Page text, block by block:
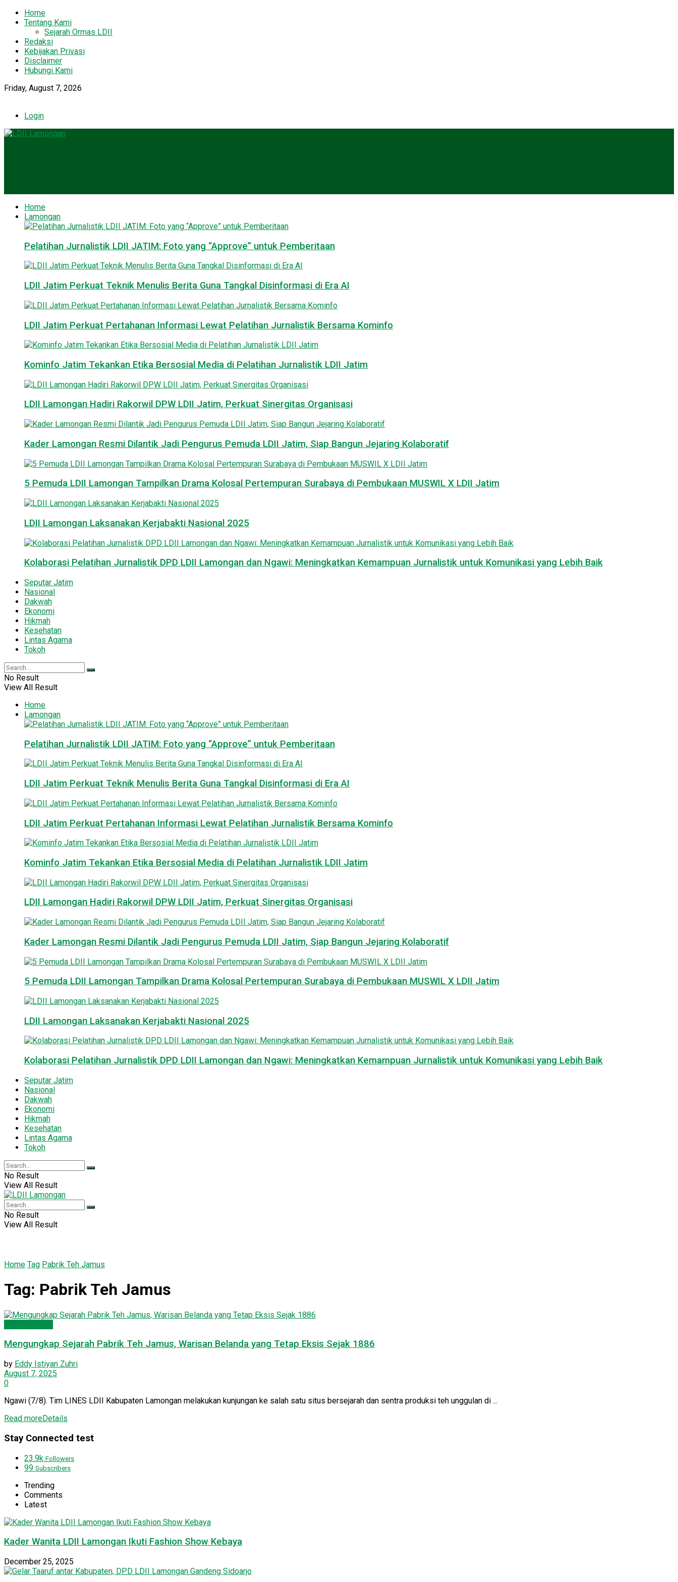
Home
Tentang Kami
Sejarah Ormas LDII
Redaksi
Kebijakan Privasi
Disclaimer
Hubungi Kami
Friday, August 7, 2026
Login
Home
Lamongan
Pelatihan Jurnalistik LDII JATIM: Foto yang “Approve” untuk Pemberitaan
LDII Jatim Perkuat Teknik Menulis Berita Guna Tangkal Disinformasi di Era AI
LDII Jatim Perkuat Pertahanan Informasi Lewat Pelatihan Jurnalistik Bersama Kominfo
Kominfo Jatim Tekankan Etika Bersosial Media di Pelatihan Jurnalistik LDII Jatim
LDII Lamongan Hadiri Rakorwil DPW LDII Jatim, Perkuat Sinergitas Organisasi
Kader Lamongan Resmi Dilantik Jadi Pengurus Pemuda LDII Jatim, Siap Bangun Jejaring Kolaboratif
5 Pemuda LDII Lamongan Tampilkan Drama Kolosal Pertempuran Surabaya di Pembukaan MUSWIL X LDII Jatim
LDII Lamongan Laksanakan Kerjabakti Nasional 2025
Kolaborasi Pelatihan Jurnalistik DPD LDII Lamongan dan Ngawi: Meningkatkan Kemampuan Jurnalistik untuk Komunikasi yang Lebih Baik
Seputar Jatim
Nasional
Dakwah
Ekonomi
Hikmah
Kesehatan
Lintas Agama
Tokoh
No Result
View All Result
Home
Lamongan
Pelatihan Jurnalistik LDII JATIM: Foto yang “Approve” untuk Pemberitaan
LDII Jatim Perkuat Teknik Menulis Berita Guna Tangkal Disinformasi di Era AI
LDII Jatim Perkuat Pertahanan Informasi Lewat Pelatihan Jurnalistik Bersama Kominfo
Kominfo Jatim Tekankan Etika Bersosial Media di Pelatihan Jurnalistik LDII Jatim
LDII Lamongan Hadiri Rakorwil DPW LDII Jatim, Perkuat Sinergitas Organisasi
Kader Lamongan Resmi Dilantik Jadi Pengurus Pemuda LDII Jatim, Siap Bangun Jejaring Kolaboratif
5 Pemuda LDII Lamongan Tampilkan Drama Kolosal Pertempuran Surabaya di Pembukaan MUSWIL X LDII Jatim
LDII Lamongan Laksanakan Kerjabakti Nasional 2025
Kolaborasi Pelatihan Jurnalistik DPD LDII Lamongan dan Ngawi: Meningkatkan Kemampuan Jurnalistik untuk Komunikasi yang Lebih Baik
Seputar Jatim
Nasional
Dakwah
Ekonomi
Hikmah
Kesehatan
Lintas Agama
Tokoh
No Result
View All Result
No Result
View All Result
Home Tag Pabrik Teh Jamus
Tag: Pabrik Teh Jamus
Mengungkap Sejarah Pabrik Teh Jamus, Warisan Belanda yang Tetap Eksis Sejak 1886
by Eddy Istiyan Zuhri
August 7, 2025
0
Ngawi (7/8). Tim LINES LDII Kabupaten Lamongan melakukan kunjungan ke salah satu situs bersejarah dan sentra produksi teh unggulan di ...
Read moreDetails
Stay Connected test
23.9k Followers
99 Subscribers
Trending
Comments
Latest
Kader Wanita LDII Lamongan Ikuti Fashion Show Kebaya
December 25, 2025